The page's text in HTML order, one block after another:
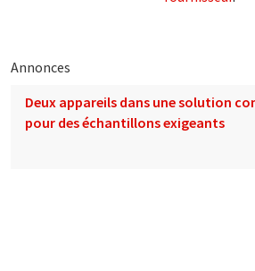
Annonces
Deux appareils dans une solution
pour des échantillons exigeants